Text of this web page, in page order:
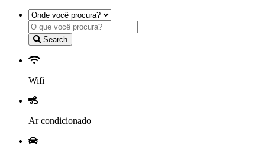
Search
Wifi
Ar condicionado